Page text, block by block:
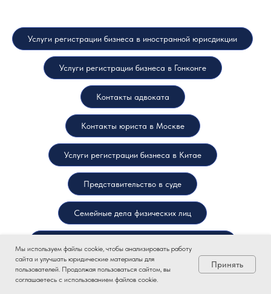
Услуги регистрации бизнеса в иностранной юрисдикции
Услуги регистрации бизнеса в Гонконге
Контакты адвоката
Контакты юриста в Москве
Услуги регистрации бизнеса в Китае
Представительство в суде
Семейные дела физических лиц
Услуги регистрации компании в Турции
Мы используем файлы cookie, чтобы анализировать работу
сайта и улучшать юридические материалы для
пользователей. Продолжая пользоваться сайтом, вы
соглашаетесь с использованием файлов cookie.
Принять